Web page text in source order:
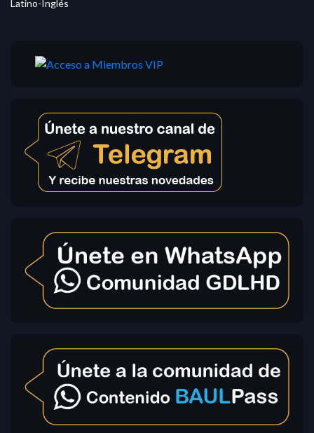
Latino-Inglés